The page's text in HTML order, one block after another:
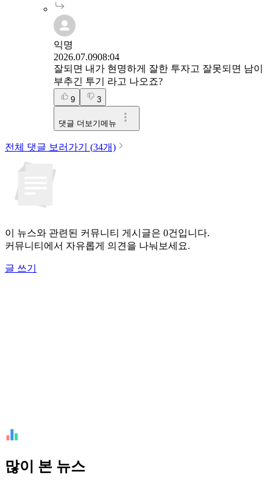
익명
2026.07.0908:04
잘되면 내가 현명하게 잘한 투자고 잘못되면 남이
부추긴 투기 라고 나오죠?
9 3
댓글 더보기메뉴
전체 댓글 보러가기 (34개)
이 뉴스와 관련된 커뮤니티 게시글은 0건입니다.
커뮤니티에서 자유롭게 의견을 나눠보세요.
글 쓰기
많이 본 뉴스